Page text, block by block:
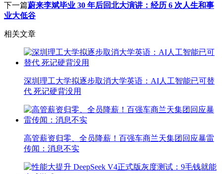
下一篇蔚来李斌毕业 30 年后回北大演讲：经历 6 次人生和事
业大低谷
相关文章
深圳理工大学拟逐步取消大学英语：AI人工智能已可替
代 死记硬背没用
高管薪资归零、全员降薪！百强车商兰天集团回应暴雷
传闻：消息不实